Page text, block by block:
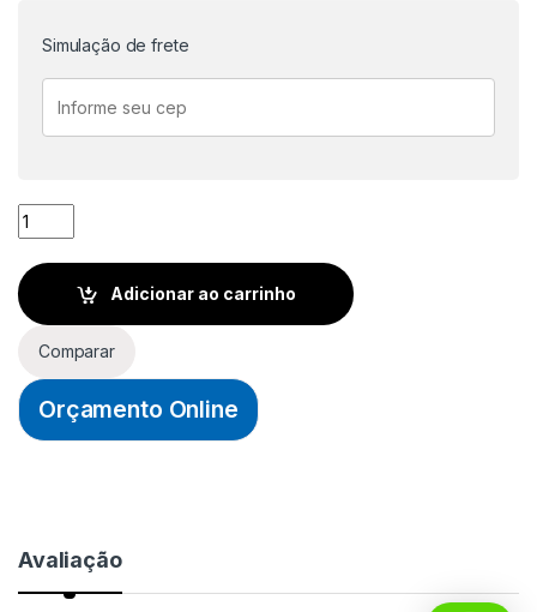
Simulação de frete
PIGMENTO EM PÓ 500g - PRETO - XADREZ quantidade
Adicionar ao carrinho
Comparar
Orçamento Online
Avaliação